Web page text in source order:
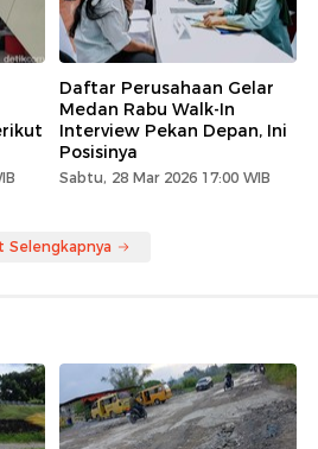
Daftar Perusahaan Gelar
Medan Rabu Walk-In
Interview Pekan Depan, Ini
Posisinya
Sabtu, 28 Mar 2026 17:00 WIB
Selengkapnya